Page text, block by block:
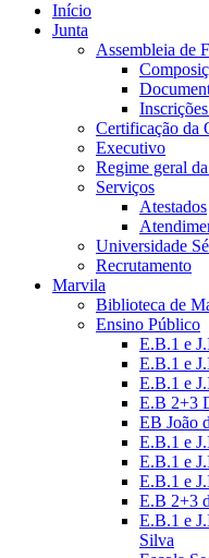
Início
Junta
Assembleia de
Certificação da
Executivo
Regime geral
Serviços
Atestados
Universidade
Recrutamento
Marvila
Biblioteca de
Ensino Público
E.B.1 e
E.B.1 e
E.B.1 e
E.B 2+3
EB João
E.B.1 e
E.B.1 e
E.B.1 e
E.B 2+3
E.B.1 e
Silva